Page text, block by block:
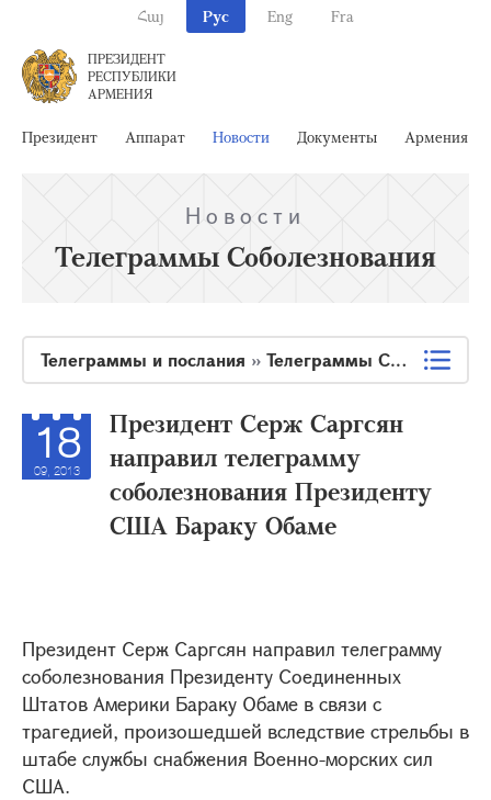
Հայ Рус Eng Fra
ПРЕЗИДЕНТ
РЕСПУБЛИКИ
АРМЕНИЯ
Президент Аппарат Новости Документы Армения
Новости
Телеграммы Соболезнования
Телеграммы и послания » Телеграммы Соболезнования
18
09, 2013
Президент Серж Саргсян
направил телеграмму
соболезнования Президенту
CША Бараку Обаме
Президент Серж Саргсян направил телеграмму
соболезнования Президенту Cоединенных
Штатов Америки Бараку Обаме в связи с
трагедией, произошедшей вследствие стрельбы в
штабе службы снабжения Военно-морских сил
США.